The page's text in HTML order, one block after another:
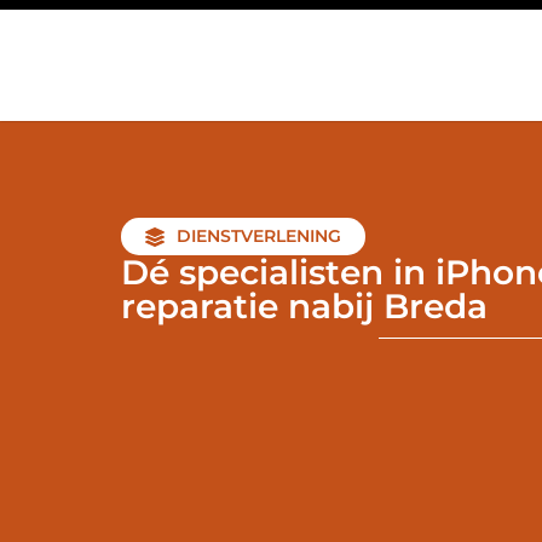
DIENSTVERLENING
Dé specialisten in
reparatie nabij Breda